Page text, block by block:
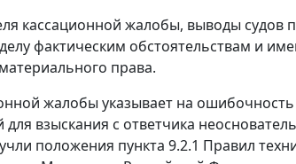
кассационной жалобы, выводы судов
фактическим обстоятельствам и
права.
жалобы указывает на
взыскания с ответчика
положения пункта 9.2.1 Правил